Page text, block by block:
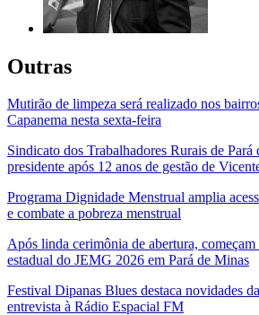
Outras
Mutirão de limpeza será realizado nos
Capanema nesta sexta-feira
Sindicato dos Trabalhadores Rurais de
presidente após 12 anos de gestão de
Programa Dignidade Menstrual amplia
e combate a pobreza menstrual
Após linda cerimônia de abertura, começam
estadual do JEMG 2026 em Pará de Minas
Festival Dipanas Blues destaca novidades
entrevista à Rádio Espacial FM